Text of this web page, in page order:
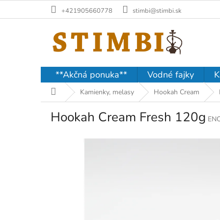
+421905660778 stimbi@stimbi.sk
**Akčná ponuka** Vodné fajky
DomovKamienky, melasy Hookah Cream
Hookah Cream Fresh 120g